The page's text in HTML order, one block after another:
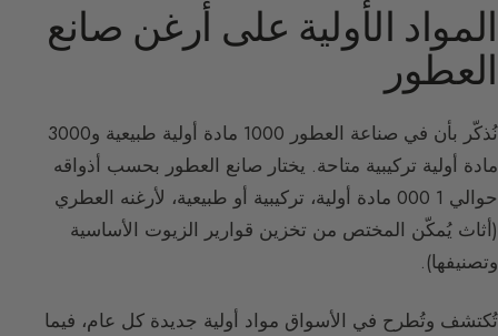
المواد الأولية على أرغن صانع
العطور
نُذكّر بأن في صناعة العطور 1000 مادة أولية طبيعية و3000
مادة أولية تركيبية متاحة. يختار صانع العطور بحسب أذواقه
حوالي 1 000 مادة أولية، تركيبية أو طبيعية، لأرغنه العطري
(أثاث يُمكّن المختص من تخزين قوارير الزيوت الأساسية
وتصنيفها).
تُكتشف وتُطرح في الأسواق مواد أولية جديدة كل عام، فيما